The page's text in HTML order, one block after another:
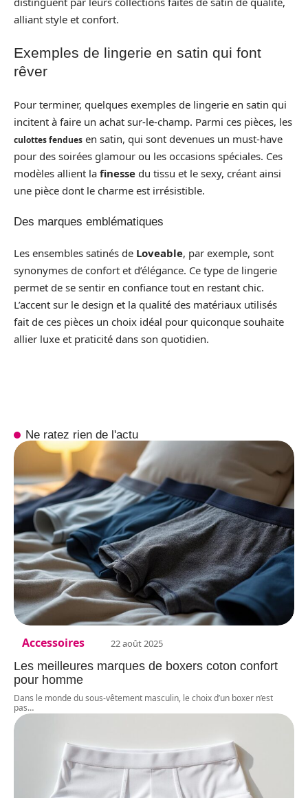
alliant style et confort.
Exemples de lingerie en satin qui font
rêver
Pour terminer, quelques exemples de lingerie en satin qui
incitent à faire un achat sur-le-champ. Parmi ces pièces, les
culottes fendues en satin, qui sont devenues un must-have
pour des soirées glamour ou les occasions spéciales. Ces
modèles allient la finesse du tissu et le sexy, créant ainsi
une pièce dont le charme est irrésistible.
Des marques emblématiques
Les ensembles satinés de Loveable, par exemple, sont
synonymes de confort et d’élégance. Ce type de lingerie
permet de se sentir en confiance tout en restant chic.
L’accent sur le design et la qualité des matériaux utilisés
fait de ces pièces un choix idéal pour quiconque souhaite
allier luxe et praticité dans son quotidien.
Ne ratez rien de l'actu
Accessoires 22 août 2025
Les meilleures marques de boxers coton confort
pour homme
Dans le monde du sous-vêtement masculin, le choix d’un boxer n’est
pas…